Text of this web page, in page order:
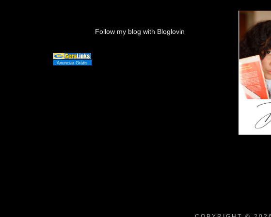
Follow my blog with Bloglovin
Anunciar Grátis